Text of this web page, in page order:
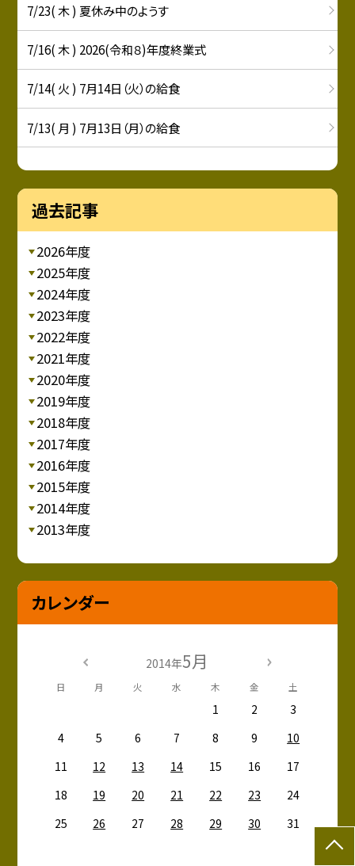
7/23( 木 ) 夏休み中のようす
7/16( 木 ) 2026(令和８)年度終業式
7/14( 火 ) 7月14日（火）の給食
7/13( 月 ) 7月13日（月）の給食
過去記事
2026年度
2025年度
2024年度
2023年度
2022年度
2021年度
2020年度
2019年度
2018年度
2017年度
2016年度
2015年度
2014年度
2013年度
カレンダー
2014年5月
日 月 火 水 木 金 土
1 2
3
4
5 6 7 8 9
10
11
12 13 14 15 16
17
18
19 20 21 22 23
24
25
26 27 28 29 30 31